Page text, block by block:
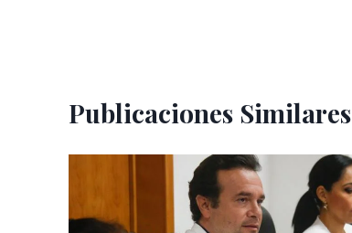
Publicaciones Similares